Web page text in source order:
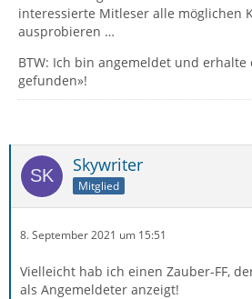
interessierte Mitleser alle möglichen
ausprobieren …
BTW: Ich bin angemeldet und
gefunden»!
Skywriter
Mitglied
8. September 2021 um 15:51
Vielleicht hab ich einen Zauber-FF,
als Angemeldeter anzeigt!